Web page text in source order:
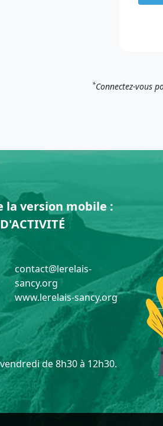
*Connectez-vous
la version mobile :
contact@lerelais-
sancy.org
www.lerelais-sancy.org
de 8h30 à 12h30.